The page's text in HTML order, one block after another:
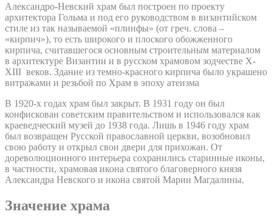
Александро-Невский храм был построен по проекту
архитектора Гольма и под его руководством в византийском
стиле из так называемой «плинфы» (от греч. слова –
«кирпич»), то есть широкого и плоского обожженного
кирпича, считавшегося основным строительным материалом
в архитектуре Византии и в русском храмовом зодчестве X-
XIII веков. Здание из темно-красного кирпича было украшено
витражами и резьбой по Храм в эпоху атеизма
В 1920-х годах храм был закрыт. В 1931 году он был
конфискован советским правительством и использовался как
краеведческий музей до 1938 года. Лишь в 1946 году храм
был возвращен Русской православной церкви, возобновил
свою работу и открыл свои двери для прихожан. От
дореволюционного интерьера сохранились старинные иконы,
в частности, храмовая икона святого благоверного князя
Александра Невского и икона святой Марии Магдалины.
Значение храма